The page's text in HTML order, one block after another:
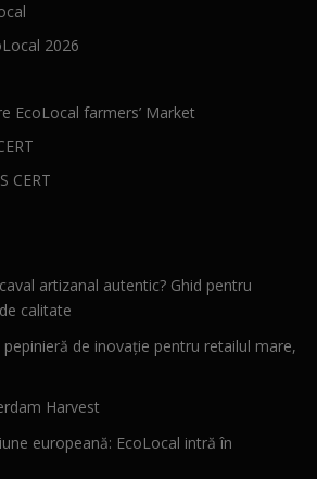
2026
EcoLocal farmers’ Market
CERT
artizanal autentic? Ghid pentru
calitate
de inovație pentru retailul mare,
Harvest
europeană: EcoLocal intră în